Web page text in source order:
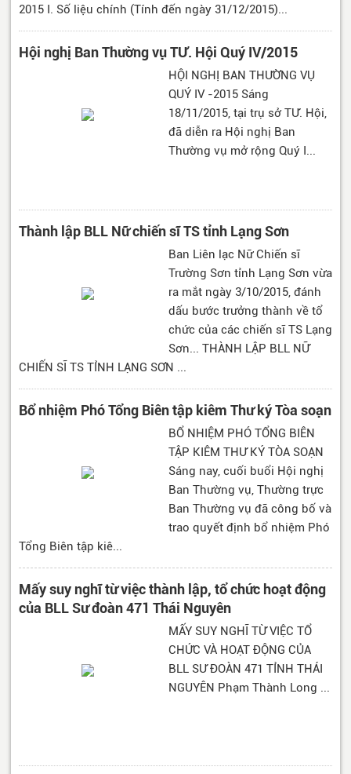
2015 I. Số liệu chính (Tính đến ngày 31/12/2015)...
Hội nghị Ban Thường vụ TƯ. Hội Quý IV/2015
HỘI NGHỊ BAN THƯỜNG VỤ
QUÝ IV -2015 Sáng
18/11/2015, tại trụ sở TƯ. Hội,
đã diễn ra Hội nghị Ban
Thường vụ mở rộng Quý I...
Thành lập BLL Nữ chiến sĩ TS tỉnh Lạng Sơn
Ban Liên lạc Nữ Chiến sĩ
Trường Sơn tỉnh Lạng Sơn vừa
ra mắt ngày 3/10/2015, đánh
dấu bước trưởng thành về tổ
chức của các chiến sĩ TS Lạng
Sơn... THÀNH LẬP BLL NỮ
CHIẾN SĨ TS TỈNH LẠNG SƠN ...
Bổ nhiệm Phó Tổng Biên tập kiêm Thư ký Tòa soạn
BỔ NHIỆM PHÓ TỔNG BIÊN
TẬP KIÊM THƯ KÝ TÒA SOẠN
Sáng nay, cuối buổi Hội nghị
Ban Thường vụ, Thường trực
Ban Thường vụ đã công bố và
trao quyết định bổ nhiệm Phó
Tổng Biên tập kiê...
Mấy suy nghĩ từ việc thành lập, tổ chức hoạt động
của BLL Sư đoàn 471 Thái Nguyên
MẤY SUY NGHĨ TỪ VIỆC TỔ
CHỨC VÀ HOẠT ĐỘNG CỦA
BLL SƯ ĐOÀN 471 TỈNH THÁI
NGUYÊN Phạm Thành Long ...